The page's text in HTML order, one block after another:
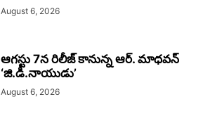
August 6, 2026
ఆగస్టు 7న రిలీజ్ కానున్న ఆర్‌. మాధవన్‌
‘జి.డి.నాయుడు’
August 6, 2026